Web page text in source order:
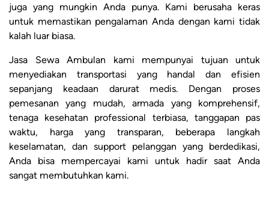
juga yang mungkin Anda punya. Kami berusaha keras
untuk memastikan pengalaman Anda dengan kami tidak
kalah luar biasa.
Jasa Sewa Ambulan kami mempunyai tujuan untuk
menyediakan transportasi yang handal dan efisien
sepanjang keadaan darurat medis. Dengan proses
pemesanan yang mudah, armada yang komprehensif,
tenaga kesehatan professional terbiasa, tanggapan pas
waktu, harga yang transparan, beberapa langkah
keselamatan, dan support pelanggan yang berdedikasi,
Anda bisa mempercayai kami untuk hadir saat Anda
sangat membutuhkan kami.